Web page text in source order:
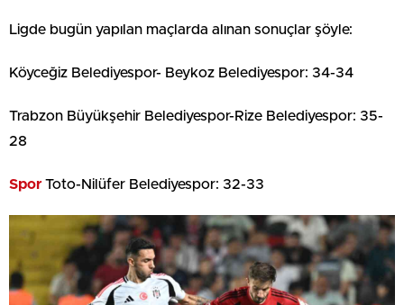
Ligde bugün yapılan maçlarda alınan sonuçlar şöyle:
Köyceğiz Belediyespor- Beykoz Belediyespor: 34-34
Trabzon Büyükşehir Belediyespor-Rize Belediyespor: 35-
28
Spor Toto-Nilüfer Belediyespor: 32-33